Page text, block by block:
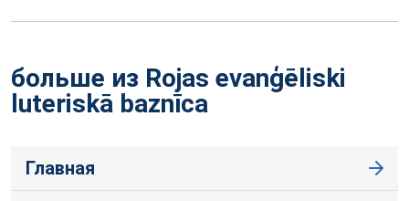
больше из Rojas evanģēliski
luteriskā baznīca
Главная